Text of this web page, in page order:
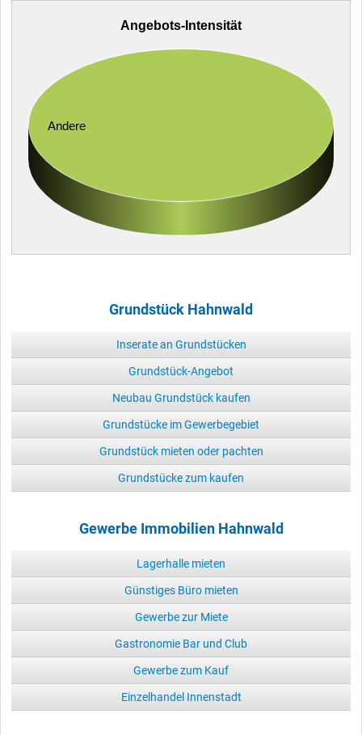
Angebots-Intensität
Andere
Grundstück Hahnwald
Inserate an Grundstücken
Grundstück-Angebot
Neubau Grundstück kaufen
Grundstücke im Gewerbegebiet
Grundstück mieten oder pachten
Grundstücke zum kaufen
Gewerbe Immobilien Hahnwald
Lagerhalle mieten
Günstiges Büro mieten
Gewerbe zur Miete
Gastronomie Bar und Club
Gewerbe zum Kauf
Einzelhandel Innenstadt